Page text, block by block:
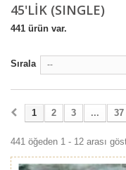
45'LİK (SINGLE)
441 ürün var.
Sırala --
1 2 3 ... 37
441 öğeden 1 - 12 arası